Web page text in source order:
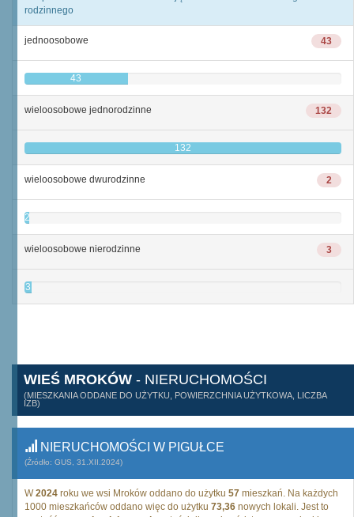
rodzinnego
43
jednoosobowe
43
132
wieloosobowe jednorodzinne
132
2
wieloosobowe dwurodzinne
2
3
wieloosobowe nierodzinne
3
WIEŚ MROKÓW - NIERUCHOMOŚCI
(MIESZKANIA ODDANE DO UŻYTKU, POWIERZCHNIA UŻYTKOWA, LICZBA
IZB)
NIERUCHOMOŚCI W PIGUŁCE
(Źródło: GUS, 31.XII.2024)
W2024 roku we wsi Mroków oddano do użytku 57 mieszkań. Na każdych
1000 mieszkańców oddano więc do użytku 73,36 nowych lokali. Jest to